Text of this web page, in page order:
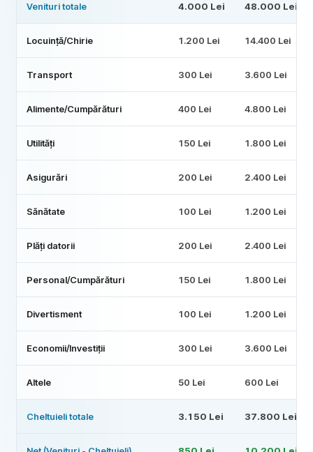
Venituri totale 4.000 Lei 48.000 Lei
Locuință/Chirie 1.200 Lei 14.400 Lei
Transport 300 Lei 3.600 Lei
Alimente/Cumpărături 400 Lei 4.800 Lei
Utilități 150 Lei 1.800 Lei
Asigurări 200 Lei 2.400 Lei
Sănătate 100 Lei 1.200 Lei
Plăți datorii 200 Lei 2.400 Lei
Personal/Cumpărături 150 Lei 1.800 Lei
Divertisment 100 Lei 1.200 Lei
Economii/Investiții 300 Lei 3.600 Lei
Altele 50 Lei 600 Lei
Cheltuieli totale 3.150 Lei 37.800 Lei